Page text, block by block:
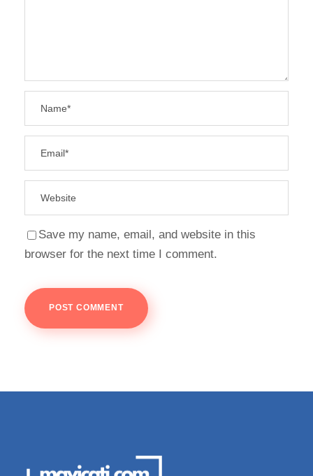
Save my name, email, and website in this
browser for the next time I comment.